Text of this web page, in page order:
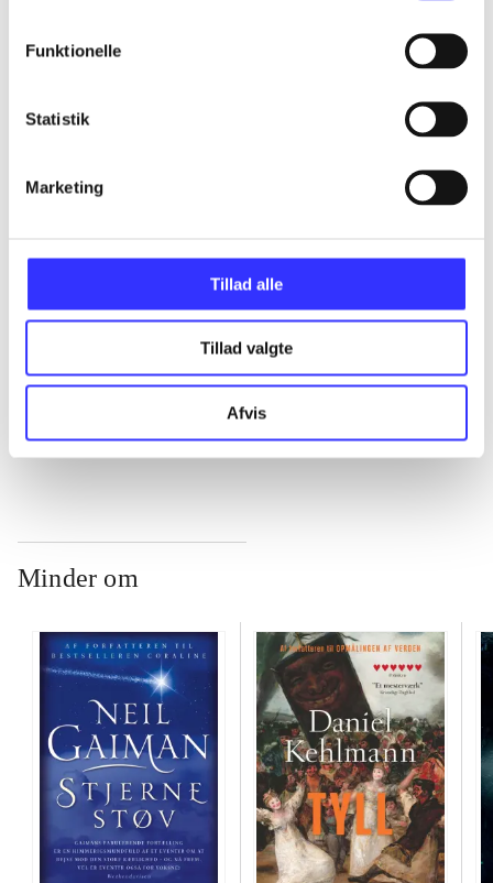
Funktionelle
Statistik
Marketing
Tillad alle
Tillad valgte
Afvis
Alle registrerede artikler fordelt på udgivelser
...
...
Minder om